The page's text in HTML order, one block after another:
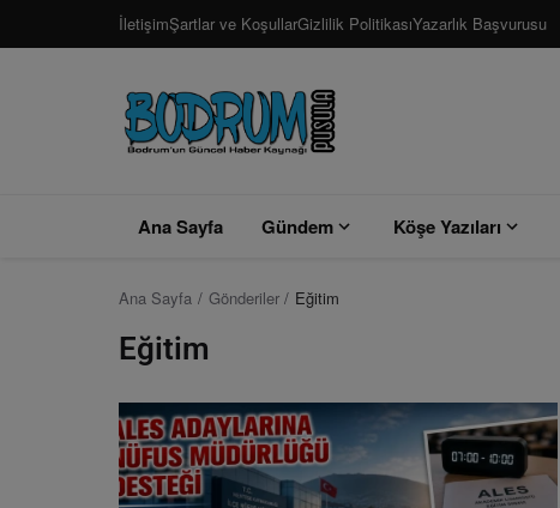
İletişimŞartlar ve KoşullarGizlilik PolitikasıYazarlık Başvurusu
Ana Sayfa Gündem Köşe Yazıları
Ana Sayfa Gönderiler Eğitim
Eğitim